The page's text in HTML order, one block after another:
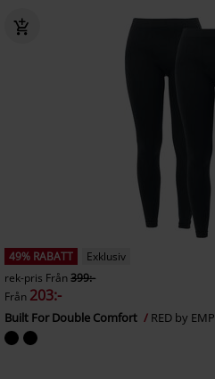
49% RABATT
Exklusiv
rek-pris Från399:-
Från 203:-
Built For Double Comfort RED by EMP